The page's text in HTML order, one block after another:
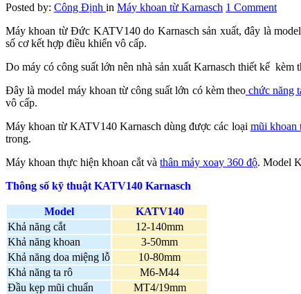
Posted by: Công Định in Máy khoan từ Karnasch 1 Comment
Máy khoan từ Đức KATV140 do Karnasch sản xuất, đây là
số cơ kết hợp điều khiển vô cấp.
Do máy có công suất lớn nên nhà sản xuất Karnasch thiết kế
Đây là model máy khoan từ công suất lớn có kèm theochức năng
vô cấp.
Máy khoan từ KATV140 Karnasch dùng được các loại mũi khoan
trong.
Máy khoan thực hiện khoan cắt và thân máy xoay 360 độ. Model
Thông số kỹ thuật KATV140 Karnasch
Model
KATV140
Khả năng cắt
12-140mm
Khả năng khoan
3-50mm
Khả năng doa miệng lỗ
10-80mm
Khả năng ta rô
M6-M44
Đầu kẹp mũi chuẩn
MT4/19mm